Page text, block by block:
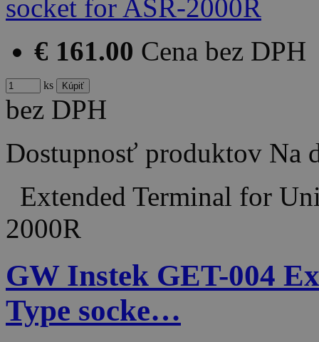
€ 161.00 Cena bez DPH
ks
bez DPH
Dostupnosť produktov Na
Extended Terminal for
2000R
GW Instek GET-004
Type socke…